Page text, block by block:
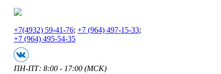
+7(4932) 59-41-76; +7 (964) 497-15-33;
+7 (964) 495-54-35
ПН-ПТ: 8:00 - 17:00 (МСК)